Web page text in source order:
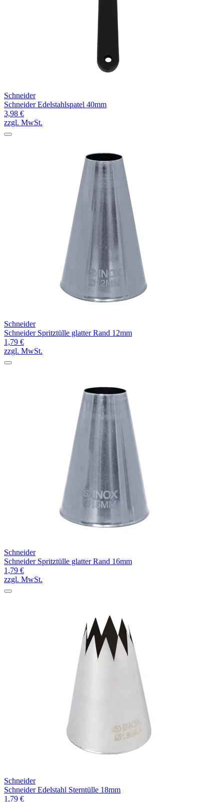
Schneider
Schneider Edelstahlspatel 40mm
3,98 €
zzgl. MwSt.
Schneider
Schneider Spritztülle glatter Rand 12mm
1,79 €
zzgl. MwSt.
Schneider
Schneider Spritztülle glatter Rand 16mm
1,79 €
zzgl. MwSt.
Schneider
Schneider Edelstahl Sterntülle 18mm
1,79 €